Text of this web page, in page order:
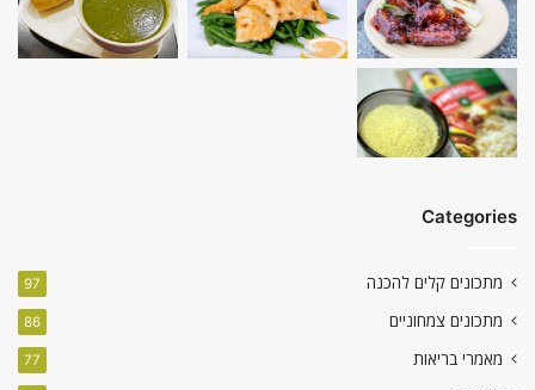
Categories
מתכונים קלים להכנה 97
מתכונים צמחוניים 86
מאמרי בריאות 77